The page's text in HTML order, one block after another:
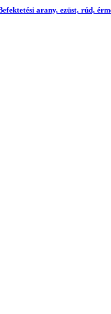
arany, ezüst, rúd,